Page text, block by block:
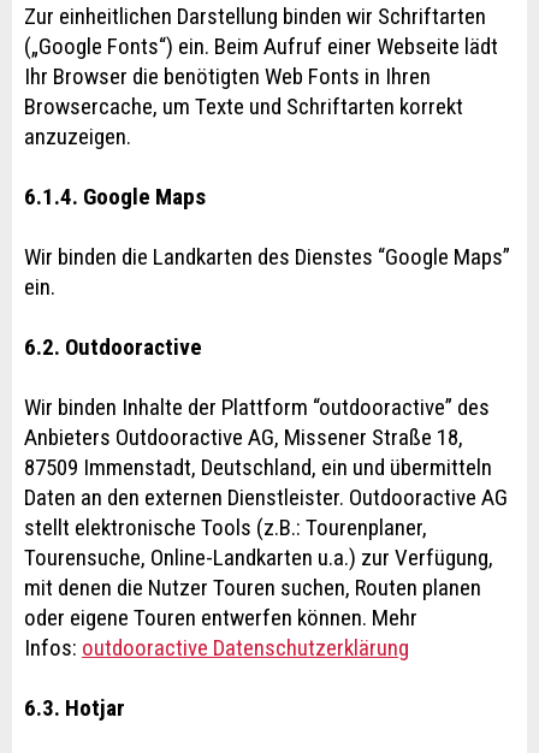
Zur einheitlichen Darstellung binden wir Schriftarten
(„Google Fonts“) ein. Beim Aufruf einer Webseite lädt
Ihr Browser die benötigten Web Fonts in Ihren
Browsercache, um Texte und Schriftarten korrekt
anzuzeigen.
6.1.4. Google Maps
Wir binden die Landkarten des Dienstes “Google Maps”
ein.
6.2. Outdooractive
Wir binden Inhalte der Plattform “outdooractive” des
Anbieters Outdooractive AG, Missener Straße 18,
87509 Immenstadt, Deutschland, ein und übermitteln
Daten an den externen Dienstleister. Outdooractive AG
stellt elektronische Tools (z.B.: Tourenplaner,
Tourensuche, Online-Landkarten u.a.) zur Verfügung,
mit denen die Nutzer Touren suchen, Routen planen
oder eigene Touren entwerfen können. Mehr
Infos: outdooractive Datenschutzerklärung
6.3. Hotjar